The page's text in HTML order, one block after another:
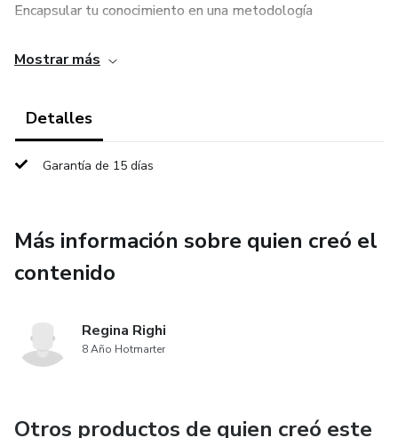
Encapsular tu conocimiento en una metodología
Identificar la imagen que quieres proyectar y cómo llegar a
Tener claridad en tu proyecto de emprendimiento
Mostrar más
Detalles
Garantía de 15 días
Más información sobre quien creó el
contenido
Regina Righi
8 Año Hotmarter
Otros productos de quien creó este